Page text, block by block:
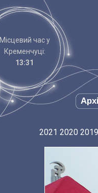
Місцевий час у
Кременчуці:
13:31
2021 2020 2019